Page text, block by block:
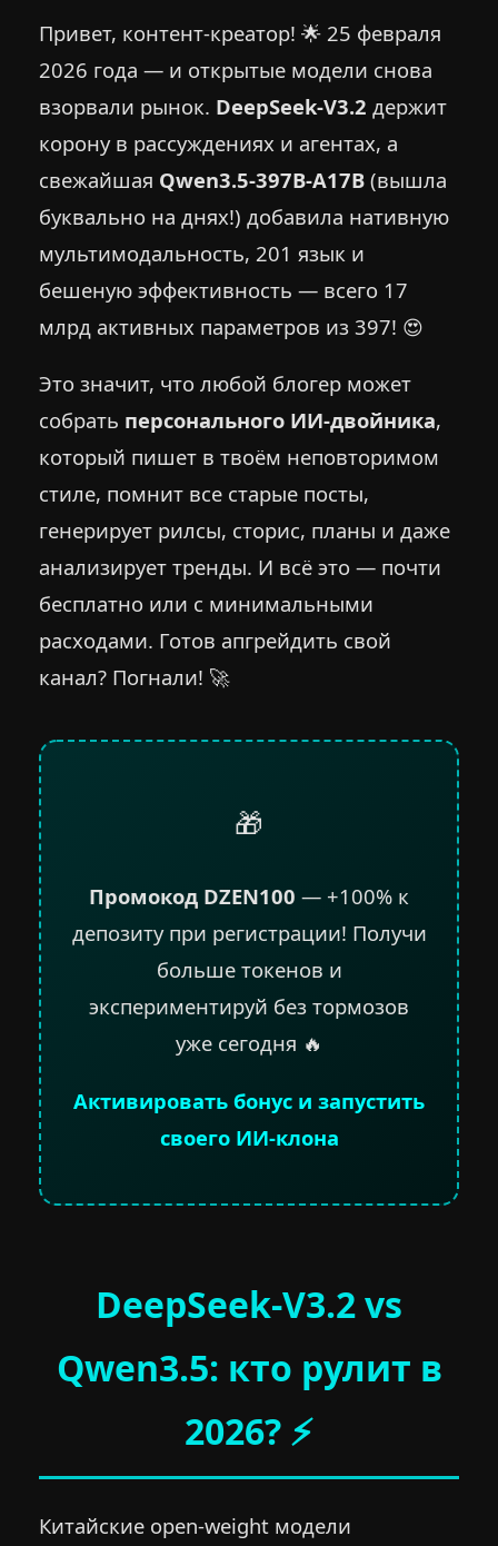
Привет, контент-креатор! 🌟 25 февраля
2026 года — и открытые модели снова
взорвали рынок. DeepSeek-V3.2 держит
корону в рассуждениях и агентах, а
свежайшая Qwen3.5-397B-A17B (вышла
буквально на днях!) добавила нативную
мультимодальность, 201 язык и
бешеную эффективность — всего 17
млрд активных параметров из 397! 😍
Это значит, что любой блогер может
собрать персонального ИИ-двойника,
который пишет в твоём неповторимом
стиле, помнит все старые посты,
генерирует рилсы, сторис, планы и даже
анализирует тренды. И всё это — почти
бесплатно или с минимальными
расходами. Готов апгрейдить свой
канал? Погнали! 🚀
🎁
Промокод DZEN100 — +100% к
депозиту при регистрации! Получи
больше токенов и
экспериментируй без тормозов
уже сегодня 🔥
Активировать бонус и запустить
своего ИИ-клона
DeepSeek-V3.2 vs
Qwen3.5: кто рулит в
2026? ⚡
Китайские open-weight модели